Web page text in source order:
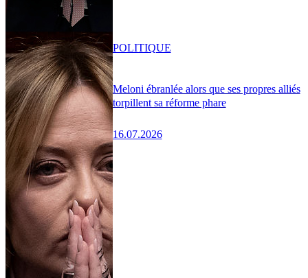
Meloni ébranlée alors que ses propres alliés
torpillent sa réforme phare
16.07.2026
POLITIQUE